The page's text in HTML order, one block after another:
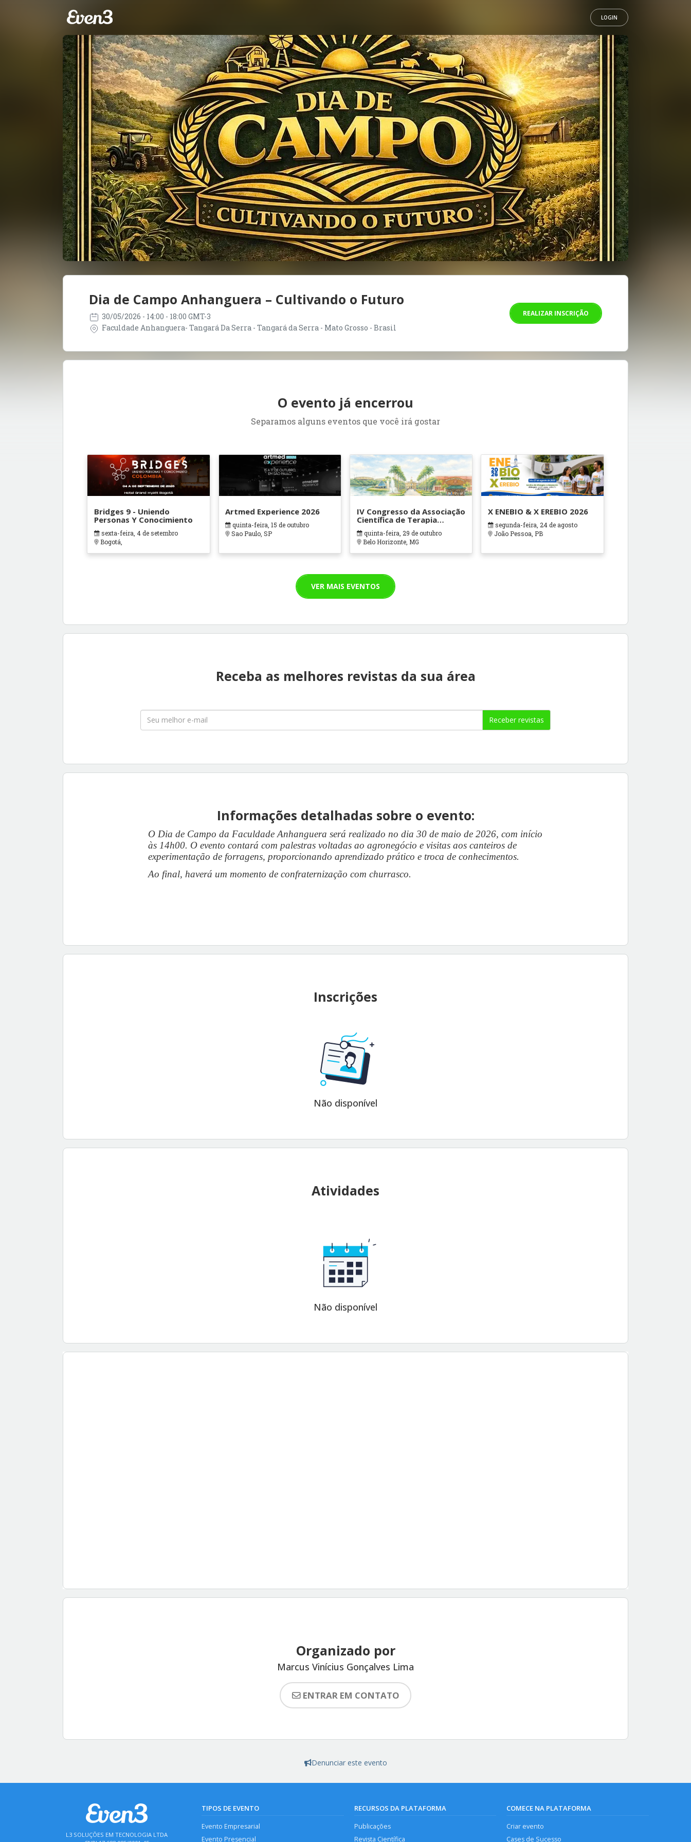
LOGIN
Dia de Campo Anhanguera – Cultivando o Futuro
30/05/2026 - 14:00 - 18:00 GMT-3
Faculdade Anhanguera- Tangará Da Serra - Tangará da Serra - Mato Grosso - Brasil
REALIZAR INSCRIÇÃO
O evento já encerrou
Separamos alguns eventos que você irá gostar
Bridges 9 - Uniendo
Personas Y Conocimiento
sexta-feira, 4 de setembro
Bogotá,
Artmed Experience 2026
quinta-feira, 15 de outubro
Sao Paulo, SP
IV Congresso da Associação
Científica de Terapia
Ocupacional em Contextos
Hospitalares e Cuidados
Paliativos - ATOHOSP
quinta-feira, 29 de outubro
Belo Horizonte, MG
X ENEBIO & X EREBIO 2026
segunda-feira, 24 de agosto
João Pessoa, PB
VER MAIS EVENTOS
Receba as melhores revistas da sua área
Receber revistas
Informações detalhadas sobre o evento:
O Dia de Campo da Faculdade Anhanguera será realizado no dia 30 de maio de 2026, com início
às 14h00. O evento contará com palestras voltadas ao agronegócio e visitas aos canteiros de
experimentação de forragens, proporcionando aprendizado prático e troca de conhecimentos.
Ao final, haverá um momento de confraternização com churrasco.
Inscrições
Não disponível
Atividades
Não disponível
Organizado por
Marcus Vinícius Gonçalves Lima
ENTRAR EM CONTATO
Denunciar este evento
L3 SOLUÇÕES EM TECNOLOGIA LTDA
TIPOS DE EVENTO
Evento Empresarial
Evento Presencial
RECURSOS DA PLATAFORMA
Publicações
Revista Científica
COMECE NA PLATAFORMA
Criar evento
Cases de Sucesso